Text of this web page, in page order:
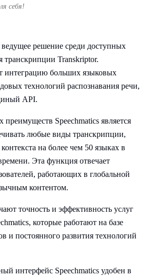
себя!
решение среди доступных
транскрипции Transkriptor.
интеграцию больших языковых
технологий распознавания речи,
API.
Speechmatics является
любые виды транскрипции,
на более чем 50 языках в
Эта функция отвечает
работающих в глобальной
контентом.
точность и эффективность услуг
которые работают на базе
и постоянного развития технологий
интерфейс Speechmatics удобен в